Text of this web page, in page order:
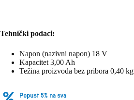
Tehnički podaci:
Napon (nazivni napon) 18 V
Kapacitet 3,00 Ah
Težina proizvoda bez pribora 0,40 kg
Popust 5% na sva